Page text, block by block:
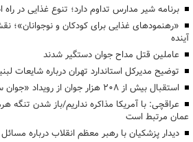
برنامه شیر مدارس تداوم دارد؛ تنوع غذایی در
«رهنمودهای غذایی برای کودکان و نوجوانان»؛
آینده
عاملین قتل مداح جوان دستگیر شدند
توضیح مدیرکل استاندارد تهران درباره شایعات
استقبال بیش از ۲۰۸ هزار جوان از رویداد «جوان سال»
عراقچی: با آمریکا مذاکره نداریم/باز شدن تنگه
عمان مرتبط است
دیدار پزشکیان با رهبر معظم انقلاب درباره